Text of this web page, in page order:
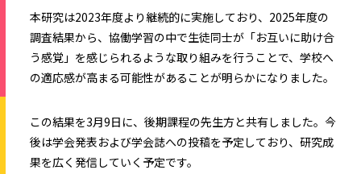
本研究は2023年度より継続的に実施しており、 2025年度の
調査結果から、協働学習の中で生徒同士が「お互いに助け合
う感覚」を感じられるような取り組みを行うことで、学校へ
の適応感が高まる可能性があることが明らかになりました。
この結果を3月9日に、後期課程の先生方と共有しました。今
後は学会発表および学会誌への投稿を予定しており、研究成
果を広く発信していく予定です。